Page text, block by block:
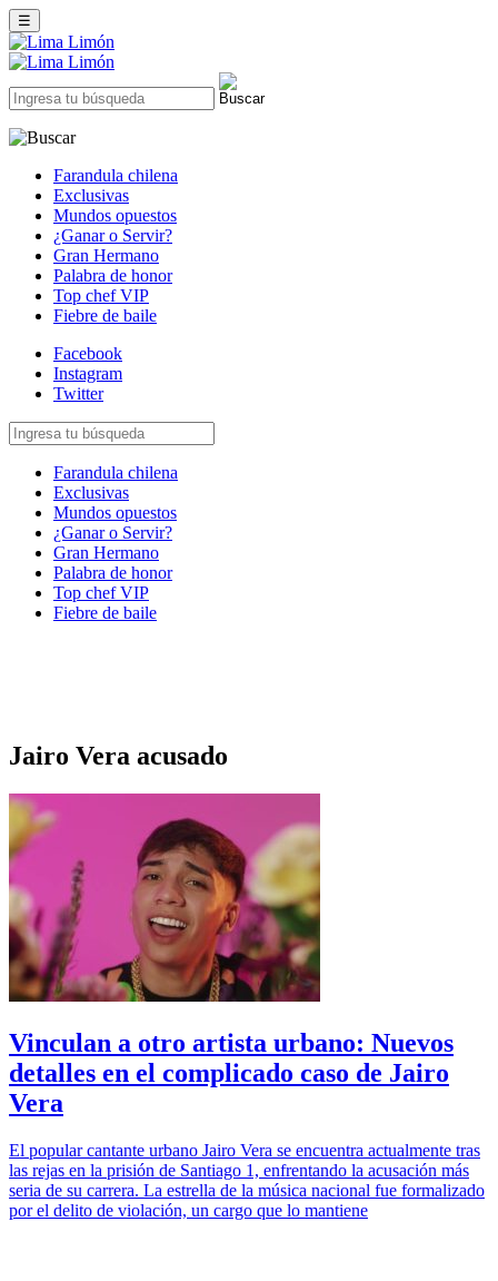
☰
Farandula chilena
Exclusivas
Mundos opuestos
¿Ganar o Servir?
Gran Hermano
Palabra de honor
Top chef VIP
Fiebre de baile
Facebook
Instagram
Twitter
Farandula chilena
Exclusivas
Mundos opuestos
¿Ganar o Servir?
Gran Hermano
Palabra de honor
Top chef VIP
Fiebre de baile
Jairo Vera acusado
Vinculan a otro artista urbano: Nuevos
detalles en el complicado caso de Jairo
Vera
El popular cantante urbano Jairo Vera se encuentra actualmente tras
las rejas en la prisión de Santiago 1, enfrentando la acusación más
seria de su carrera. La estrella de la música nacional fue formalizado
por el delito de violación, un cargo que lo mantiene